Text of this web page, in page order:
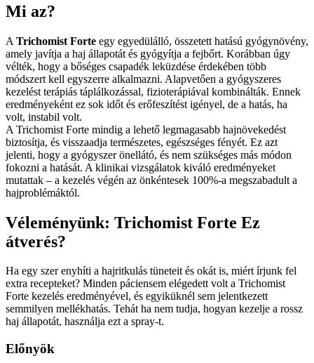
Mi az?
A Trichomist Forte egy egyedülálló, összetett hatású gyógynövény,
amely javítja a haj állapotát és gyógyítja a fejbőrt. Korábban úgy
vélték, hogy a bőséges csapadék leküzdése érdekében több
módszert kell egyszerre alkalmazni. Alapvetően a gyógyszeres
kezelést terápiás táplálkozással, fizioterápiával kombinálták. Ennek
eredményeként ez sok időt és erőfeszítést igényel, de a hatás, ha
volt, instabil volt.
A Trichomist Forte mindig a lehető legmagasabb hajnövekedést
biztosítja, és visszaadja természetes, egészséges fényét. Ez azt
jelenti, hogy a gyógyszer önellátó, és nem szükséges más módon
fokozni a hatását. A klinikai vizsgálatok kiváló eredményeket
mutattak – a kezelés végén az önkéntesek 100%-a megszabadult a
hajproblémáktól.
Véleményünk: Trichomist Forte Ez
átverés?
Ha egy szer enyhíti a hajritkulás tüneteit és okát is, miért írjunk fel
extra recepteket? Minden páciensem elégedett volt a Trichomist
Forte kezelés eredményével, és egyiküknél sem jelentkezett
semmilyen mellékhatás. Tehát ha nem tudja, hogyan kezelje a rossz
haj állapotát, használja ezt a spray-t.
Előnyök